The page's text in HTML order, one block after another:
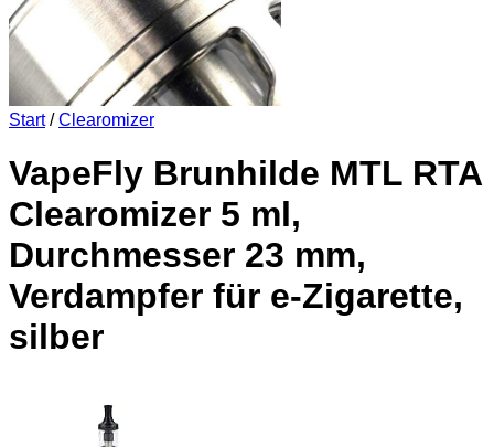
Start / Clearomizer
VapeFly Brunhilde MTL RTA
Clearomizer 5 ml,
Durchmesser 23 mm,
Verdampfer für e-Zigarette,
silber